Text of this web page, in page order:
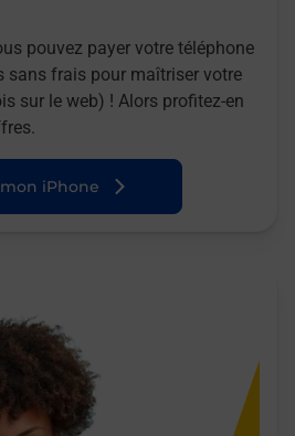
pouvez payer votre téléphone
sans frais pour maîtriser votre
sur le web) ! Alors profitez-en
iPhone